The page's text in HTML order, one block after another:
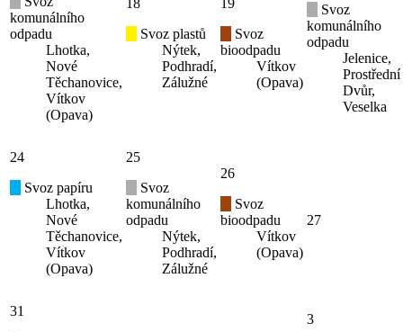
komunálního
odpadu
Lhotka,
Nové
Těchanovice,
Vítkov
(Opava)
Svoz plastů
Nýtek,
Podhradí,
Zálužné
Svoz
bioodpadu
Vítkov
(Opava)
Svoz
komunálního
odpadu
Jelenice,
Prostřední
Dvůr,
Veselka
24
Svoz papíru
Lhotka,
Nové
Těchanovice,
Vítkov
(Opava)
25
Svoz
komunálního
odpadu
Nýtek,
Podhradí,
Zálužné
26
Svoz
bioodpadu
Vítkov
(Opava)
27
31
3